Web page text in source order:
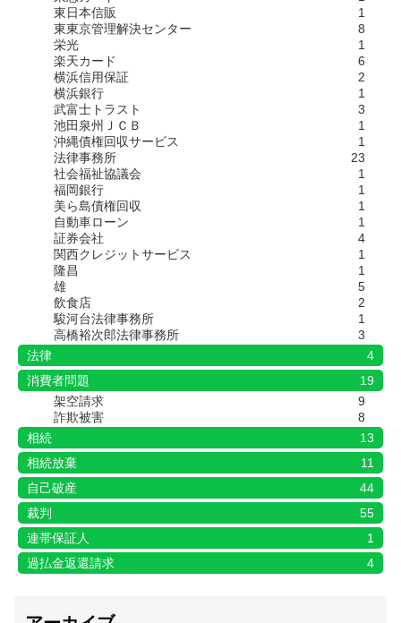
東日本信販
1
東東京管理解決センター
8
栄光
1
楽天カード
6
横浜信用保証
2
横浜銀行
1
武富士トラスト
3
池田泉州ＪＣＢ
1
沖縄債権回収サービス
1
法律事務所
23
社会福祉協議会
1
福岡銀行
1
美ら島債権回収
1
自動車ローン
1
証券会社
4
関西クレジットサービス
1
隆昌
1
雄
5
飲食店
2
駿河台法律事務所
1
高橋裕次郎法律事務所
3
法律
4
消費者問題
19
架空請求
9
詐欺被害
8
相続
13
相続放棄
11
自己破産
44
裁判
55
連帯保証人
1
過払金返還請求
4